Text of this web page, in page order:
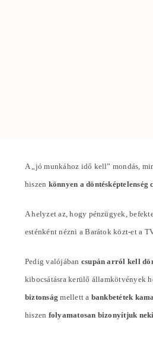
A „jó munkához idő kell” mondás,
hiszen könnyen a
A helyzet az, hogy pénzügyek,
esténként nézni a Barátok közt-et a
Pedig valójában csupán arról kell
kibocsátásra kerülő államkötvények
biztonság mellett a bankbetétek
hiszen folyamatosan bizonyítjuk